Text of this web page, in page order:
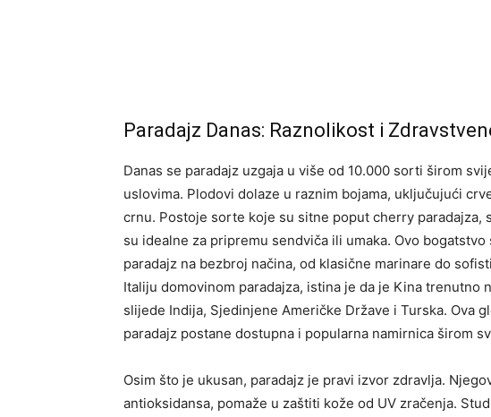
Paradajz Danas: Raznolikost i
Danas se paradajz uzgaja u više od 10.000 sorti širom
uslovima. Plodovi dolaze u raznim bojama, uključujući
crnu. Postoje sorte koje su sitne poput cherry paradajza,
su idealne za pripremu sendviča ili umaka. Ovo
paradajz na bezbroj načina, od klasične marinare do
Italiju domovinom paradajza, istina je da je Kina trenutno
slijede Indija, Sjedinjene Američke Države i Turska. Ova
paradajz postane dostupna i popularna namirnica širom
Osim što je ukusan, paradajz je pravi izvor zdravlja.
antioksidansa, pomaže u zaštiti kože od UV zračenja.